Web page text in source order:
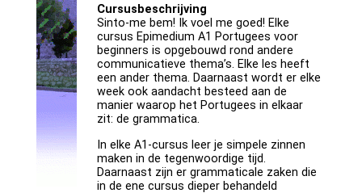
Cursusbeschrijving
Sinto-me bem! Ik voel me goed! Elke
cursus Epimedium A1 Portugees voor
beginners is opgebouwd rond andere
communicatieve thema’s. Elke les heeft
een ander thema. Daarnaast wordt er elke
week ook aandacht besteed aan de
manier waarop het Portugees in elkaar
zit: de grammatica.
In elke A1-cursus leer je simpele zinnen
maken in de tegenwoordige tijd.
Daarnaast zijn er grammaticale zaken die
in de ene cursus dieper behandeld